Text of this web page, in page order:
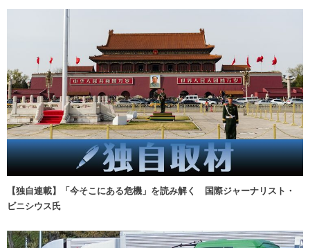
【独自連載】「今そこにある危機」を読み解く 国際ジャーナリスト・
ビニシウス氏